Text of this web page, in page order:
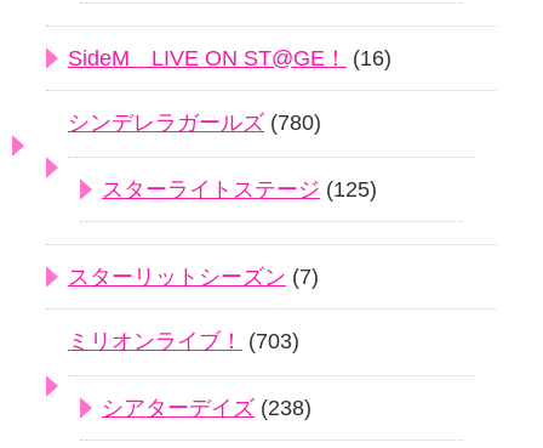
SideM LIVE ON ST@GE！ (16)
シンデレラガールズ (780)
スターライトステージ (125)
スターリットシーズン (7)
ミリオンライブ！ (703)
シアターデイズ (238)